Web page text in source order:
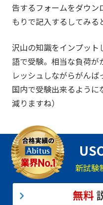
告するフォームをダウン
もりで記入するしてみる
沢山の知識をインプット
語で受験。相当な負荷が
レッシュしながらがん
国内で受験出来るように
減りますね）
新試験